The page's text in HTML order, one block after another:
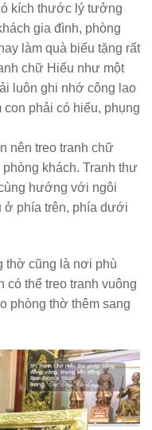
kích thước lý tưởng
gia đình, phòng
làm quà biếu tặng rất
chữ Hiếu như một
luôn ghi nhớ công lao
phải có hiếu, phụng
nên treo tranh chữ
khách. Tranh thư
hướng với ngôi
ở phía trên, phía dưới
thờ cũng là nơi phù
có thể treo tranh vuông
phòng thờ thêm sang